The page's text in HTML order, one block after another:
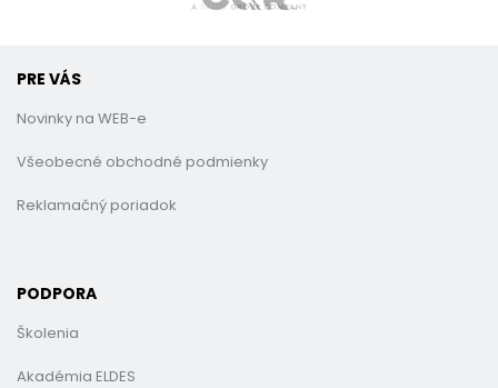
PRE VÁS
Novinky na WEB-e
Všeobecné obchodné podmienky
Reklamačný poriadok
PODPORA
Školenia
Akadémia ELDES